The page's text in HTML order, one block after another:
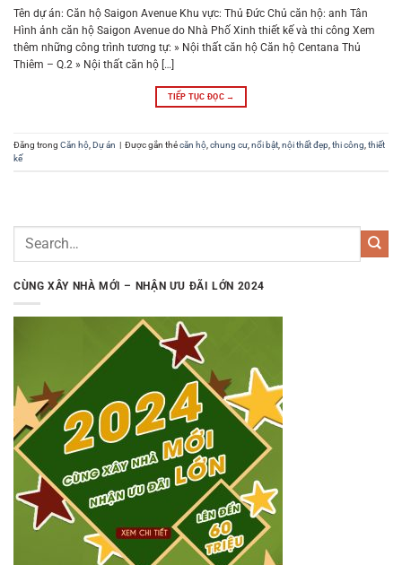
Tên dự án: Căn hộ Saigon Avenue Khu vực: Thủ Đức Chủ căn hộ: anh Tân
Hình ảnh căn hộ Saigon Avenue do Nhà Phố Xinh thiết kế và thi công Xem
thêm những công trình tương tự: » Nội thất căn hộ Căn hộ Centana Thủ
Thiêm – Q.2 » Nội thất căn hộ […]
TIẾP TỤC ĐỌC →
Đăng trong Căn hộ Dự án | Được gắn thẻcăn hộ chung cư, nổi bật nội thất đẹp thi công thiết
kế
CÙNG XÂY NHÀ MỚI – NHẬN ƯU ĐÃI LỚN 2024